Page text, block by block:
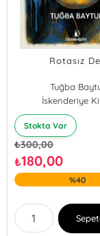
Rotasız
Tuğba
İskenderiye
Stokta Var
₺300,00
₺180,00
%40